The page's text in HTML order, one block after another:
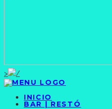
>
INICIO
BAR | RESTÓ